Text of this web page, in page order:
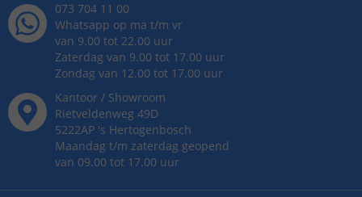
073 704 11 00
Whatsapp op ma t/m vr
van 9.00 tot 22.00 uur
Zaterdag van 9.00 tot 17.00 uur
Zondag van 12.00 tot 17.00 uur
Kantoor / Showroom
Rietveldenweg 49D
5222AP 's Hertogenbosch
Maandag t/m zaterdag geopend
van 09.00 tot 17.00 uur